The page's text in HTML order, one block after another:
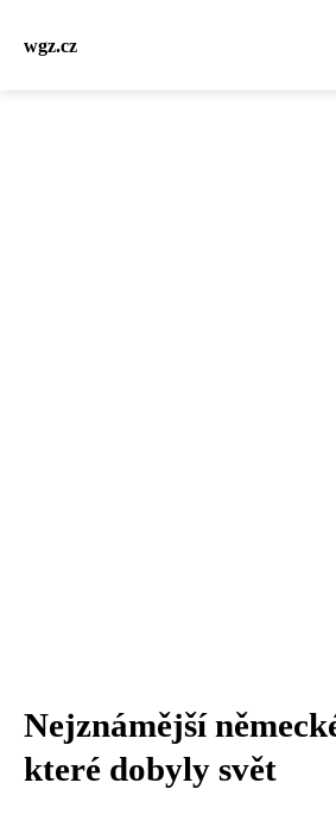
wgz.cz
Nejznámější
které dobyly svět